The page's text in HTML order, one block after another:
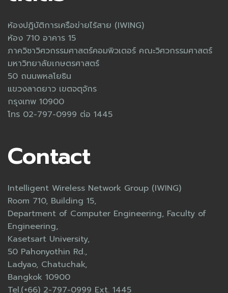
ห้องปฎิบัติการเครือข่ายไร้สาย (IWING)
ห้อง 710 อาคาร 15
ภาควิชาวิศวกรรมศาสตร์คอมพิวเตอร์ คณะวิศวกรรมศาสตร์
มหาวิทยาลัยเกษตรศาสตร์
50 ถนนพหลโยธิน
แขวงลาดยาว เขตจตุจักร
กรุงเทพ 10900
โทร 02-797-0999 ต่อ 1445
Contact
Intelligent Wireless Network Group (IWING)
Room 710, Building 15,
Department of Computer Engineering, Faculty of
Engineering,
Kasetsart University,
50 Pahonyothin Rd.,
Ladyao, Chatuchak,
Bangkok 10900
Tel.(+66) 2-797-0999 Ext. 1445